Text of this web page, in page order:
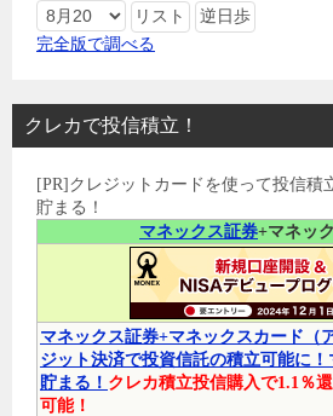
完全版で調べる
クレカで投信積立！
[PR]クレジットカードを使って投信積
貯まる！
マネックス証券+マネッ
マネックス証券+マネックスカード（
ジット決済で投資信託の積立可能に
貯まる！ クレカ積立投信購入で1.1％
可能！